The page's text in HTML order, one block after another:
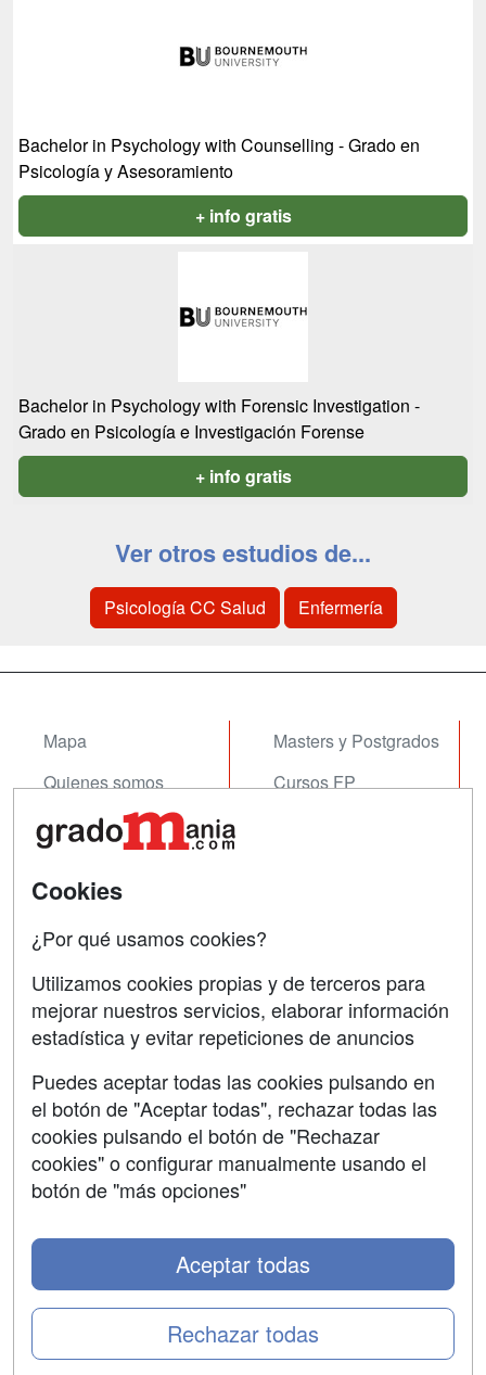
Bachelor in Psychology with Counselling - Grado en
Psicología y Asesoramiento
+ info gratis
Bachelor in Psychology with Forensic Investigation -
Grado en Psicología e Investigación Forense
+ info gratis
Ver otros estudios de...
Psicología CC Salud Enfermería
Mapa
Quienes somos
Tarifas publicidad
Acceso Centros
Masters y Postgrados
Cursos FP
Contactar
Confidencialidad
Aviso legal
Copyleft
Cookies
¿Por qué usamos cookies?
Utilizamos cookies propias y de terceros para
mejorar nuestros servicios, elaborar información
estadística y evitar repeticiones de anuncios
Puedes aceptar todas las cookies pulsando en
el botón de "Aceptar todas", rechazar todas las
cookies pulsando el botón de "Rechazar
cookies" o configurar manualmente usando el
botón de "más opciones"
Rechazar todas
Aceptar todas